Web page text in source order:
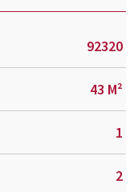
92320
43 M²
1
2